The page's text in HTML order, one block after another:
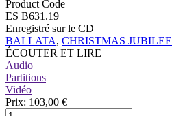
Product Code
ES B631.19
Enregistré sur le CD
BALLATA, CHRISTMAS JUBILEE
ÉCOUTER ET LIRE
Audio
Partitions
Vidéo
Prix: 103,00 €